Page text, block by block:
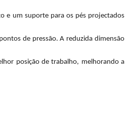
e um suporte para os pés projectados
de pressão. A reduzida dimensão
posição de trabalho, melhorando a